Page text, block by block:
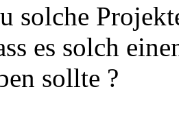
solche
es solch
sollte ?